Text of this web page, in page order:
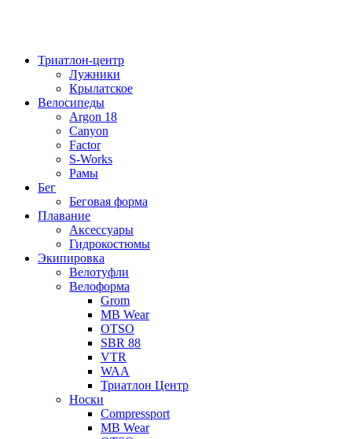
Триатлон-центр
Лужники
Крылатское
Велосипеды
Argon 18
Canyon
Factor
S-Works
Рамы
Бег
Беговая форма
Плавание
Аксессуары
Гидрокостюмы
Экипировка
Велотуфли
Велоформа
Grom
MB Wear
OTSO
SBR 88
VTR
WAA
Триатлон Центр
Носки
Compressport
MB Wear